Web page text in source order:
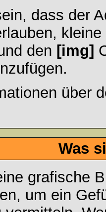
dass der
den [img]
über
Was
grafische
um ein